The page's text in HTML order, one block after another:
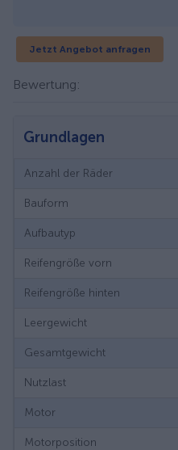
Jetzt Angebot anfragen
Bewertung:
Grundlagen
Anzahl der Räder
Bauform
Aufbautyp
Reifengröße vorn
Reifengröße hinten
Leergewicht
Gesamtgewicht
Nutzlast
Motor
Motorposition